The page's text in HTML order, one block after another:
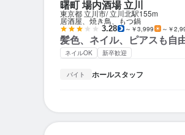
曙町 場内酒場 立川
東京都 立川市 立川北駅155m
居酒屋、焼き鳥、もつ鍋
3.28 ～￥3,999 ～￥
髪色、ネイル、ピアスも自
ネイルOK 新卒歓迎
バイト ホールスタッフ